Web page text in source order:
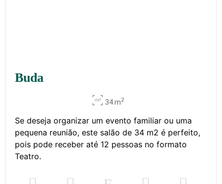
Buda
34 m2
Se deseja organizar um evento familiar ou uma
pequena reunião, este salão de 34 m2 é perfeito,
pois pode receber até 12 pessoas no formato
Teatro.